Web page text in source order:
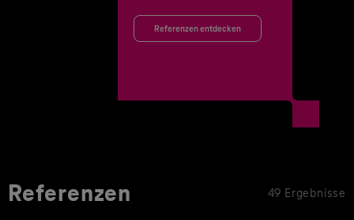
Referenzen entdecken
Referenzen 49 Ergebnisse